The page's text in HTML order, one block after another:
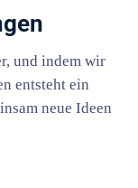
und indem wir
entsteht ein
neue Ideen